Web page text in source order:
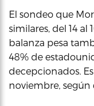
El sondeo que
similares, del 14 al
balanza pesa
48% de
decepcionados.
noviembre, según